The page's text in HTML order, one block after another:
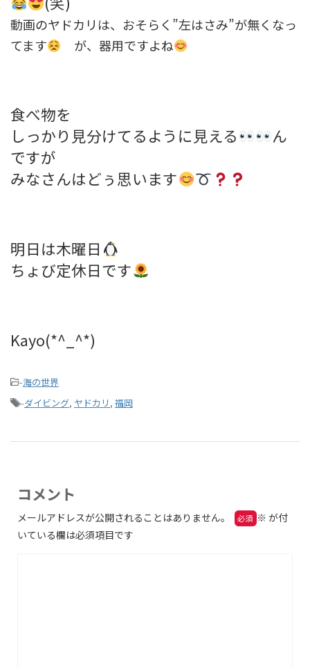
動画のヤドカリは、おそらく”左はさみ”が無くなっ
てます
が、器用ですよね
食べ物を
しっかり見分けてるように見える
ん
ですが
みなさんはどぅ思います
明日は木曜日
ちょび定休日です
Kayo(*^_^*)
-海の世界
-ダイビング, ヤドカリ , 福岡
コメント
メールアドレスが公開されることはありません。 ※ が付
いている欄は必須項目です